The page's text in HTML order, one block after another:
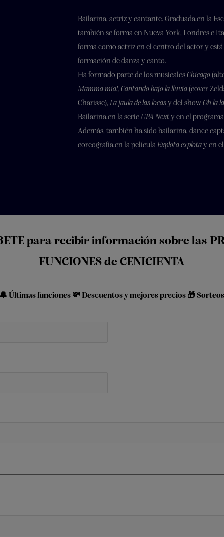
Bailarina, actriz y cantante. Graduada en la
también se forma en Nueva York, Londres e
forma como actriz en el centro del actor y
formación de danza y canto.
Ha formado parte de los musicalesChicago
Mamma mia!, Cantando bajo la lluvia(cover
Charisse),La jaula de las locasy del showOh la
Bailarina en la serie UPA Nexty en el
Además, también ha sido bailarina, dance
coreografía en la películaExplota explotay en
para recibir información sobre las
FUNCIONES de CENICIENTA
🔔 Últimas funciones 💸 Descuentos y mejores precios 🎁 Sorteos